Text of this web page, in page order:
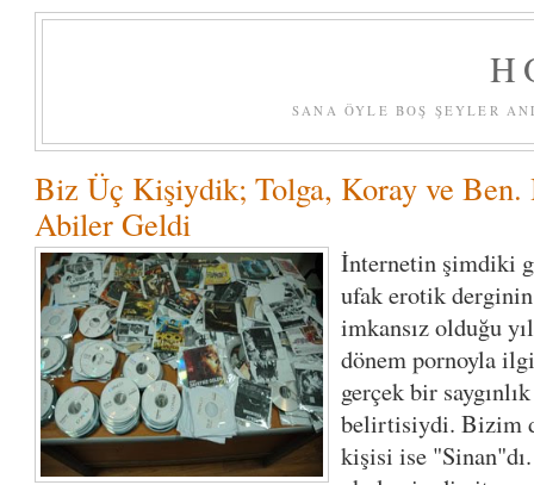
SANA ÖYLE BOŞ ŞEYLER
Biz Üç Kişiydik; Tolga, Koray ve Ben.
Abiler Geldi
İnternetin şimdiki
ufak erotik
imkansız olduğu
dönem pornoyla
gerçek bir
belirtisiydi. Bizim
kişisi ise "Sinan"dı.